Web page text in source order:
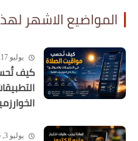
المواضيع الاشهر لهذا
يوليو 17, 2026
كيف تُحسب
التطبيقات
يوليو 3, 2026